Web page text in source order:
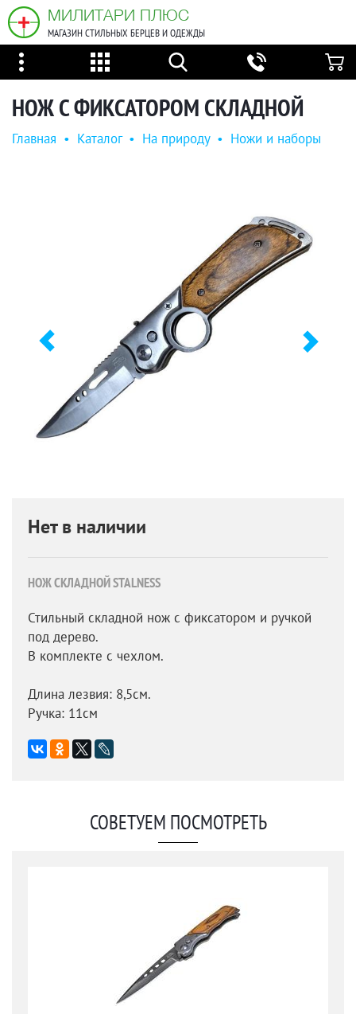
МИЛИТАРИ ПЛЮС
МАГАЗИН СТИЛЬНЫХ БЕРЦЕВ И ОДЕЖДЫ
НОЖ С ФИКСАТОРОМ СКЛАДНОЙ
Главная • Каталог • На природу • Ножи и наборы
Нет в наличии
НОЖ СКЛАДНОЙ STALNESS
Стильный складной нож с фиксатором и ручкой
под дерево.
В комплекте с чехлом.
Длина лезвия: 8,5см.
Ручка: 11см
СОВЕТУЕМ ПОСМОТРЕТЬ